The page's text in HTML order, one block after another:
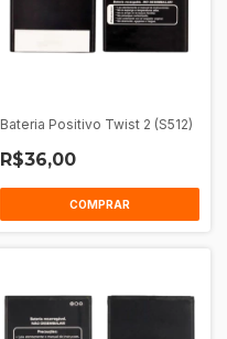
Bateria Positivo Twist 2 (S512)
R$36,00
COMPRAR